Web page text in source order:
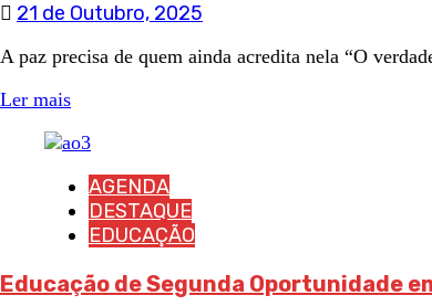
21 de Outubro, 2025
A paz precisa de quem ainda acredita nela “O
Ler mais
AGENDA
DESTAQUE
EDUCAÇÃO
Educação de Segunda Oportunidade